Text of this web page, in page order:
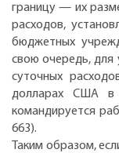
границу — их
расходов,
бюджетных
свою очередь, для
суточных
долларах США в
командируется
663).
Таким образом,